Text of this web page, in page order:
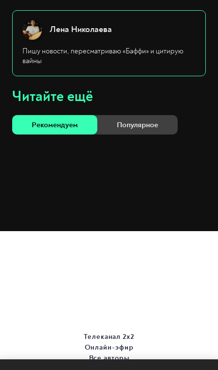
Лена Николаева
Пишу новости, пересматриваю «Баффи» и цитирую
вайны
Читайте ещё
Рекомендуем Популярное
Телеканал 2х2
Онлайн-эфир
Все авторы